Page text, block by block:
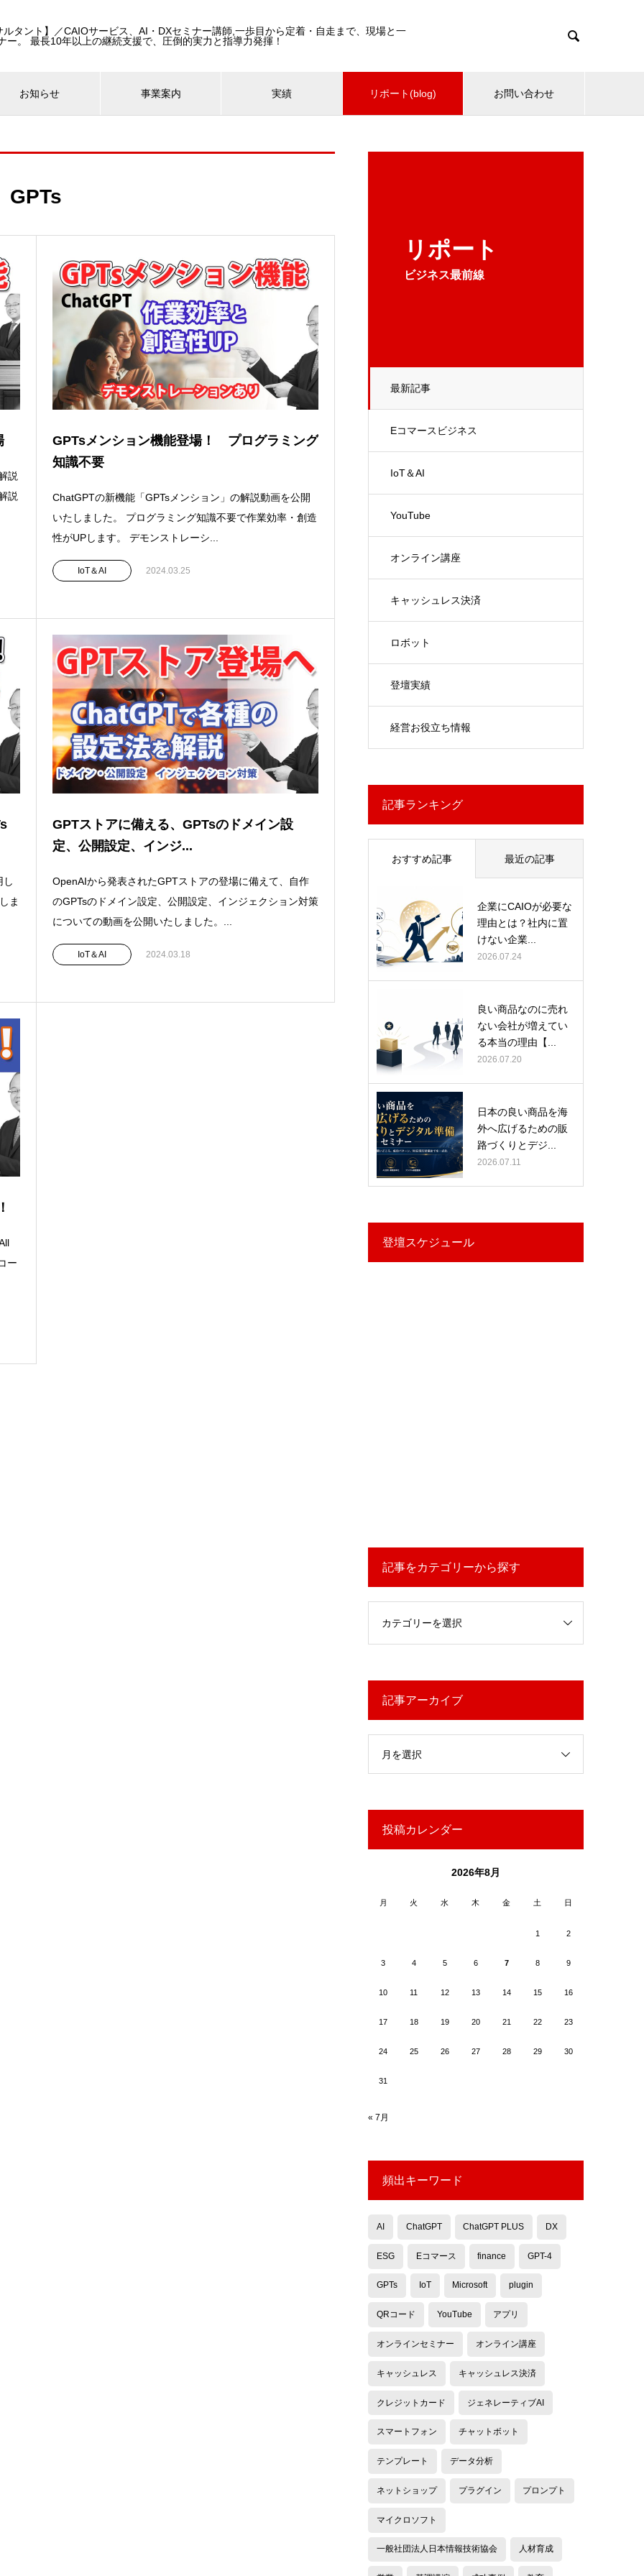
タント】／CAIOサービス、AI・DXセミナー講師,一歩目から定着・自走まで、現場と一
ー。 最長10年以上の継続支援で、圧倒的実力と指導力発揮！

お知らせ 事業案内 実績 リポート(blog) お問い合わせ
リポート
ビジネス最前線
最新記事
Eコマースビジネス
IoT＆AI
YouTube
オンライン講座
キャッシュレス決済
ロボット
登壇実績
経営お役立ち情報
GPTs
説
説
GPTsメンション機能登場！ プログラミング
知識不要
ChatGPTの新機能「GPTsメンション」の解説動画を公開
いたしました。 プログラミング知識不要で作業効率・創造
性がUPします。 デモンストレーシ...
IoT＆AI 2024.03.25
し
ま
GPTストアに備える、GPTsのドメイン設
定、公開設定、インジ...
OpenAIから発表されたGPTストアの登場に備えて、自作
のGPTsのドメイン設定、公開設定、インジェクション対策
についての動画を公開いたしました。...
IoT＆AI 2024.03.18
ー
記事ランキング
おすすめ記事 最近の記事
企業にCAIOが必要な
理由とは？社内に置
けない企業...
2026.07.24
良い商品なのに売れ
ない会社が増えてい
る本当の理由【...
2026.07.20
日本の良い商品を海
外へ広げるための販
路づくりとデジ...
2026.07.11
登壇スケジュール
記事をカテゴリーから探す
記事アーカイブ
月を選択
投稿カレンダー
2026年8月
月 火 水 木 金 土 日
1 2
3 4 5 6 7 8 9
10 11 12 13 14 15 16
17 18 19 20 21 22 23
24 25 26 27 28 29 30
31
« 7月
頻出キーワード
AI ChatGPT ChatGPT PLUS DX
ESG Eコマース finance GPT-4
GPTs IoT Microsoft plugin
QRコード YouTube アプリ
オンラインセミナー オンライン講座
キャッシュレス キャッシュレス決済
クレジットカード ジェネレーティブAI
スマートフォン チャットボット
テンプレート データ分析
ネットショップ プラグイン プロンプト
マイクロソフト
一般社団法人日本情報技術協会 人材育成